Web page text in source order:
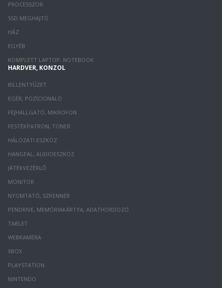
PROCESSZOR
SSD MEGHAJTÓ
HÁZ
EGYÉB
KOMPLETT LAPTOP, NOTEBOOK
HARDVER, KONZOL
BILLENTYŰZET
EGÉR, POZÍCIONÁLÓ
FEJHALLGATÓ, MIKROFON
FESTÉKPATRON, TONER
HÁLÓZATI ESZKÖZ
HANGFAL, AUDIOESZKÖZ
JÁTÉKVEZÉRLŐ
MONITOR
NYOMTATÓ, SZKENNER
PENDRIVE, MEMÓRIAKÁRTYA, ADATHORDOZÓ
TABLET
WEBKAMERA
XBOX
PLAYSTATION
NINTENDO